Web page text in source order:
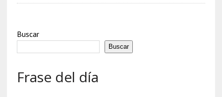
Buscar
Buscar
Frase del día